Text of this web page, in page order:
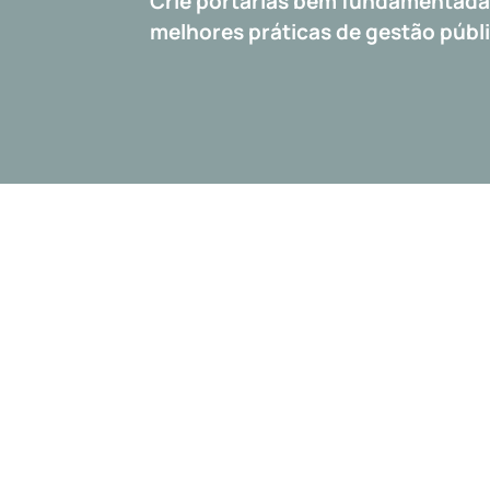
melhores práticas de gestão